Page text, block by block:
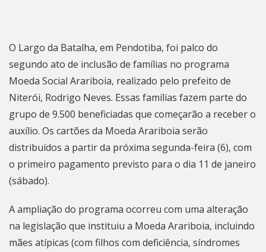
O Largo da Batalha, em Pendotiba, foi palco do
segundo ato de inclusão de famílias no programa
Moeda Social Arariboia, realizado pelo prefeito de
Niterói, Rodrigo Neves. Essas famílias fazem parte do
grupo de 9.500 beneficiadas que começarão a receber o
auxílio. Os cartões da Moeda Arariboia serão
distribuídos a partir da próxima segunda-feira (6), com
o primeiro pagamento previsto para o dia 11 de janeiro
(sábado).
A ampliação do programa ocorreu com uma alteração
na legislação que instituiu a Moeda Arariboia, incluindo
mães atípicas (com filhos com deficiência, síndromes